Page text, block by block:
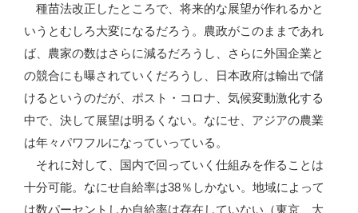
種苗法改正したところで、将来的な展望が作れるかと
いうとむしろ大変になるだろう。農政がこのままであれ
ば、農家の数はさらに減るだろうし、さらに外国企業と
の競合にも曝されていくだろうし、日本政府は輸出で儲
けるというのだが、ポスト・コロナ、気候変動激化する
中で、決して展望は明るくない。なにせ、アジアの農業
は年々パワフルになっていっている。
それに対して、国内で回っていく仕組みを作ることは
十分可能。なにせ自給率は38％しかない。地域によって
は数パーセントしか自給率は存在していない（東京、大